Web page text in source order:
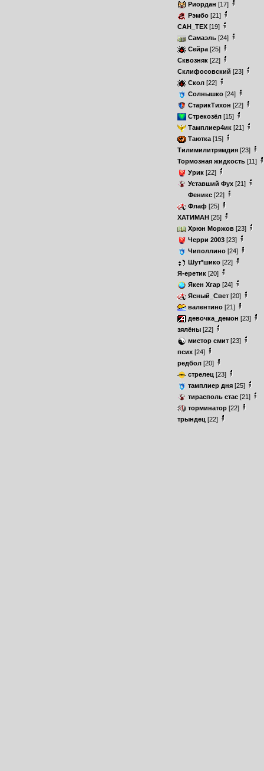
Риордан [17]
Рэмбо [21]
САН_ТЕХ [19]
Самаэль [24]
Сейра [25]
Сквозняк [22]
Склифосовский [23]
Скол [22]
Солнышко [24]
СтарикТихон [22]
Стрекозёл [15]
Тамплиер4ик [21]
Таютка [15]
Тилимилитрямдия [23]
Тормозная жидкость [11]
Урик [22]
Уставший Фух [21]
Феникс [22]
Флаф [25]
ХАТИМАН [25]
Хрюн Моржов [23]
Черри 2003 [23]
Чиполлино [24]
Шут*шико [22]
Я-еретик [20]
Якен Хгар [24]
Ясный_Свет [20]
валентино [21]
девочка_демон [23]
зялёны [22]
мистор смит [23]
псих [24]
редбол [20]
стрелец [23]
тамплиер дня [25]
тирасполь стас [21]
торминатор [22]
трындец [22]